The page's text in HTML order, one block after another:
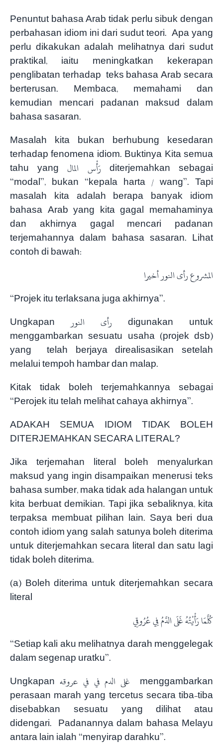
Penuntut bahasa Arab tidak perlu sibuk dengan
perbahasan idiom ini dari sudut teori. Apa yang
perlu dikakukan adalah melihatnya dari sudut
praktikal, iaitu meningkatkan kekerapan
penglibatan terhadap teks bahasa Arab secara
berterusan. Membaca, memahami dan
kemudian mencari padanan maksud dalam
bahasa sasaran.
Masalah kita bukan berhubung kesedaran
terhadap fenomena idiom. Buktinya Kita semua
tahu yang رَأْس المال diterjemahkan sebagai
“modal”, bukan “kepala harta / wang”. Tapi
masalah kita adalah berapa banyak idiom
bahasa Arab yang kita gagal memahaminya
dan akhirnya gagal mencari padanan
terjemahannya dalam bahasa sasaran. Lihat
contoh di bawah:
المشروع رأى النور أخيرا
“Projek itu terlaksana juga akhirnya”.
Ungkapan رأى النور digunakan untuk
menggambarkan sesuatu usaha (projek dsb)
yang telah berjaya direalisasikan setelah
melalui tempoh hambar dan malap.
Kitak tidak boleh terjemahkannya sebagai
“Perojek itu telah melihat cahaya akhirnya”.
ADAKAH SEMUA IDIOM TIDAK BOLEH
DITERJEMAHKAN SECARA LITERAL?
Jika terjemahan literal boleh menyalurkan
maksud yang ingin disampaikan menerusi teks
bahasa sumber, maka tidak ada halangan untuk
kita berbuat demikian. Tapi jika sebaliknya, kita
terpaksa membuat pilihan lain. Saya beri dua
contoh idiom yang salah satunya boleh diterima
untuk diterjemahkan secara literal dan satu lagi
tidak boleh diterima.
(a) Boleh diterima untuk diterjemahkan secara
literal
كُلَّمَا رَأْيْتُهُ غَلَى الدَّمُ فِي عُرُوقِي
“Setiap kali aku melihatnya darah menggelegak
dalam segenap uratku”.
Ungkapan غلى الدم في في عروقه menggambarkan
perasaan marah yang tercetus secara tiba-tiba
disebabkan sesuatu yang dilihat atau
didengari. Padanannya dalam bahasa Melayu
antara lain ialah “menyirap darahku”.